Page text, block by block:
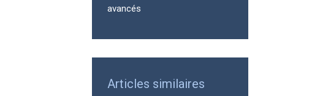
avancés
Articles similaires